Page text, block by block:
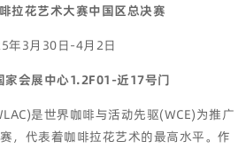
拉花艺术大赛中国区总决赛
年3月30日-4月2日
家会展中心1.2F01-近17号门
是世界咖啡与活动先驱(WCE)为推广
，代表着咖啡拉花艺术的最高水平。作